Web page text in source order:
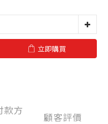
立即購買
款方
顧客評價